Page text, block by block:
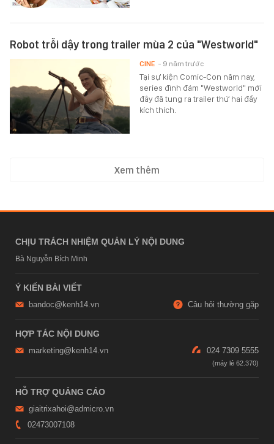
Robot trỗi dậy trong trailer mùa 2 của "Westworld"
Tại sự kiện Comic-Con năm nay,
series đình đám "Westworld" mới
đây đã tung ra trailer thứ hai đầy
kích thích.
CINE - 9 năm trước
Xem thêm
CHỊU TRÁCH NHIỆM QUẢN LÝ NỘI DUNG
Bà Nguyễn Bích Minh
Ý KIẾN BÀI VIẾT
bandoc@kenh14.vn Câu hỏi thường gặp
HỢP TÁC NỘI DUNG
marketing@kenh14.vn 024 7309 5555
HỖ TRỢ QUẢNG CÁO
giaitrixahoi@admicro.vn
02473007108